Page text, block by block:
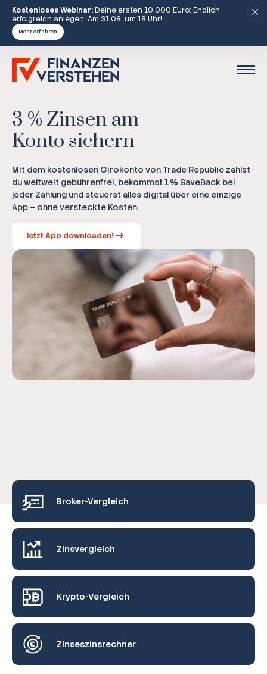
Kostenloses Webinar:Deine ersten 10.000 Euro: Endlich
erfolgreich anlegen. Am 31.08. um 18 Uhr!
Mehr erfahren
3 % Zinsen am
Konto sichern
Mit dem kostenlosen Girokonto von Trade Republic zahlst
du weltweit gebührenfrei, bekommst 1 % SaveBack bei
jeder Zahlung und steuerst alles digital über eine einzige
App – ohne versteckte Kosten.
Jetzt App downloaden!
Broker-Vergleich
Zinsvergleich
Krypto-Vergleich
Zinseszinsrechner